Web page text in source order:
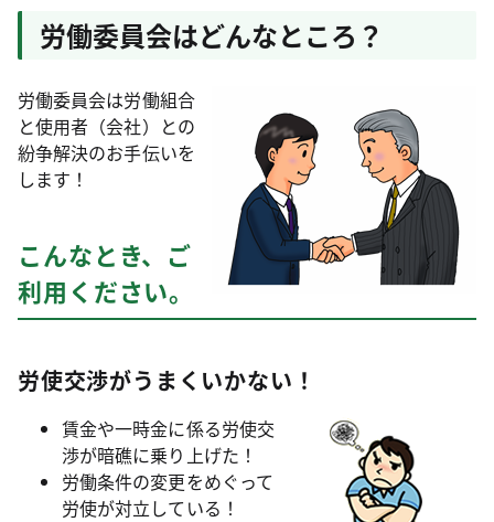
労働委員会はどんなところ？
労働委員会は労働組合
と使用者（会社）との
紛争解決のお手伝いを
します！
こんなとき、ご
利用ください。
労使交渉がうまくいかない！
賃金や一時金に係る労使交
渉が暗礁に乗り上げた！
労働条件の変更をめぐって
労使が対立している！